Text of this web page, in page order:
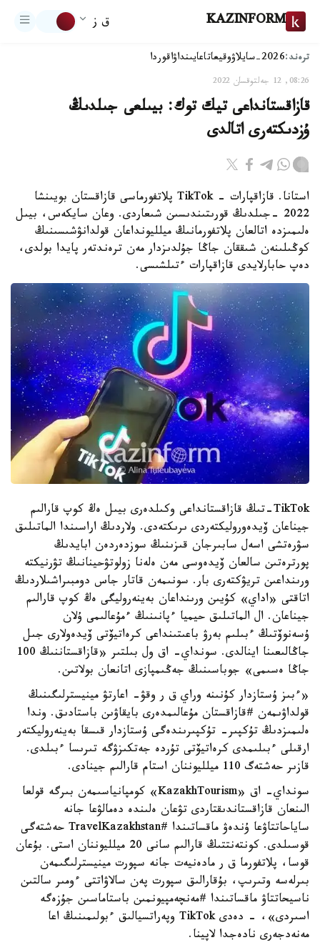
KAZINFORM ق ز
ترەند:2026-سايلاۋ وقيعاتاعايىنداۋاقوردا
08:26, 12 جەلتوقسان 2022
قازاقستانداعى تيك توك: بيىلعى جىلدىڭ
ۇزدىكتەرى اتالدى
استانا. قازاقپارات - TikTok پلاتفورماسى قازاقستان بويىنشا
2022 -جىلدىڭ قورىتىندىسىن شىعاردى. وعان سايكەس، بيىل
ەلىمىزدە اتالعان پلاتفورمانىڭ ميلليونداعان قولدانۋشىسىنىڭ
كوڭىلىنەن شىققان جاڭا جۇلدىزدار مەن ترەندتەر پايدا بولدى،
دەپ حابارلايدى قازاقپارات ءتىلشىسى.
TikTok-تىڭ قازاقستانداعى وكىلدەرى بيىل ەڭ كوپ قارالىم
جيناعان ۆيدەوروليكتەردى ىرىكتەدى. ولاردىڭ اراسىندا الماتىلىق
سۋرەتشى اسەل سابىرجان قىزىنىڭ سوزدەردەن ابايدىڭ
پورترەتىن سالعان ۆيدەوسى مەن ەلەنا زولوتۋحينانىڭ تۋرنيكتە
ورىنداعىن تريۋكتەرى بار. سونىمەن قاتار جاس دومبىراشىلاردىڭ
اتاقتى «اداي» كۇيىن ورىنداعان بەينەروليگى ەڭ كوپ قارالىم
جيناعان. ال الماتىلىق حيميا ءپانىنىڭ ءمۇعالىمى ۇلان
ۇسەنوۆتىڭ ءبىلىم بەرۋ باعىتىنداعى كرەاتيۆتى ۆيدەولارى جىل
جاڭالىعىنا اينالدى. سونداي- اق ول بىلتىر «قازاقستاننىڭ 100
جاڭا ەسىمى» جوباسىنىڭ جەڭىمپازى اتانعان بولاتىن.
«ءبىز ۇستازدار كۇنىنە وراي ق ر وقۋ- اعارتۋ مينيسترلىگىنىڭ
قولداۋىمەن #قازاقستان مۇعالىمدەرى بايقاۋىن باستادىق. وندا
ەلىمىزدىڭ تۇكپىر- تۇكپىرىندەگى ۇستازدار قىسقا بەينەروليكتەر
ارقىلى ءبىلىمدى كرەاتيۆتى تۇردە جەتكىزۋگە تىرىسا ءبىلدى.
قازىر حەشتەگ 110 ميلليوننان استام قارالىم جينادى.
سونداي- اق «KazakhTourism» كومپانياسىمەن بىرگە قولعا
الىنعان قازاقستاندىقتاردى تۋعان ەلىندە دەمالۋعا جانە
ساياحاتتاۋعا ۇندەۋ ماقساتىندا #TravelKazakhstan حەشتەگى
قوسىلدى. كونتەنتتىڭ قارالىم سانى 20 ميلليوننان استى. بۇعان
قوسا، پلاتفورما ق ر مادەنيەت جانە سپورت مينيسترلىگىمەن
بىرلەسە وتىرىپ، بۇقارالىق سپورت پەن سالاۋاتتى ءومىر سالتىن
ناسيحاتتاۋ ماقساتىندا #مەنچەمپيونمىن باستاماسىن جۇزەگە
اسىردى»، - دەدى TikTok وپەراتسيالىق ءبولىمىنىڭ اعا
مەنەدجەرى نادەجدا لاپينا.